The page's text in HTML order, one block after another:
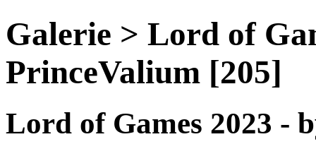
Galerie > Lord of
PrinceValium [205]
Lord of Games 2023 -